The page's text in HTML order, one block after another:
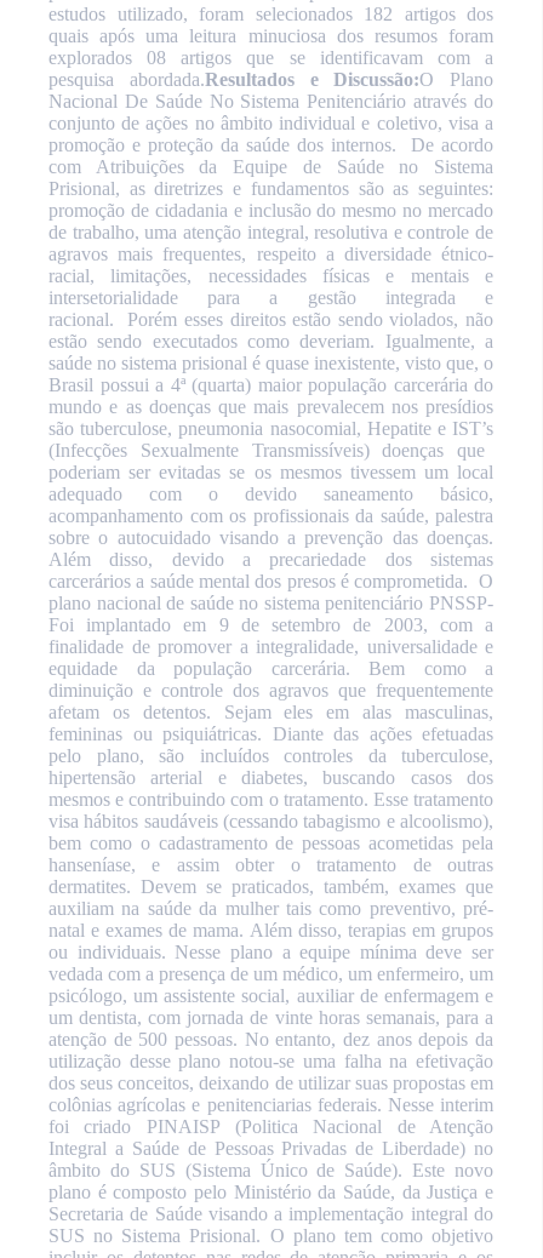
estudos utilizado, foram selecionados 182 artigos dos
quais após uma leitura minuciosa dos resumos foram
explorados 08 artigos que se identificavam com a
pesquisa abordada.Resultados e Discussão:O Plano
Nacional De Saúde No Sistema Penitenciário através do
conjunto de ações no âmbito individual e coletivo, visa a
promoção e proteção da saúde dos internos.
De acordo
com Atribuições da Equipe de Saúde no Sistema
Prisional, as diretrizes e fundamentos são as seguintes:
promoção de cidadania e inclusão do mesmo no mercado
de trabalho, uma atenção integral, resolutiva e controle de
agravos mais frequentes, respeito a diversidade étnico-
racial, limitações, necessidades físicas e mentais e
intersetorialidade para a gestão integrada e
racional.
Porém esses direitos estão sendo violados, não
estão sendo executados como deveriam. Igualmente, a
saúde no sistema prisional é quase inexistente, visto que, o
Brasil possui a 4ª (quarta) maior população carcerária do
mundo e as doenças que mais prevalecem nos presídios
são tuberculose, pneumonia nasocomial, Hepatite e IST’s
(Infecções Sexualmente Transmissíveis) doenças que
poderiam ser evitadas se os mesmos tivessem um local
adequado com o devido saneamento básico,
acompanhamento com os profissionais da saúde, palestra
sobre o autocuidado visando a prevenção das doenças.
Além disso, devido a precariedade dos sistemas
carcerários a saúde mental dos presos é comprometida. O
plano nacional de saúde no sistema penitenciário PNSSP-
Foi implantado em 9 de setembro de 2003, com a
finalidade de promover a integralidade, universalidade e
equidade da população carcerária. Bem como a
diminuição e controle dos agravos que frequentemente
afetam os detentos. Sejam eles em alas masculinas,
femininas ou psiquiátricas.
Diante das ações efetuadas
pelo plano, são incluídos controles da tuberculose,
hipertensão arterial e diabetes, buscando casos dos
mesmos e contribuindo com o tratamento. Esse tratamento
visa hábitos saudáveis (cessando tabagismo e alcoolismo),
bem como o cadastramento de pessoas acometidas pela
hanseníase, e assim obter o tratamento de outras
dermatites. Devem se praticados, também, exames que
auxiliam na saúde da mulher tais como preventivo, pré-
natal e exames de mama. Além disso, terapias em grupos
ou individuais. Nesse plano a equipe mínima deve ser
vedada com a presença de um médico, um enfermeiro, um
psicólogo, um assistente social, auxiliar de enfermagem e
um dentista, com jornada de vinte horas semanais, para a
atenção de 500 pessoas. No entanto, dez anos depois da
utilização desse plano notou-se uma falha na efetivação
dos seus conceitos, deixando de utilizar suas propostas em
colônias agrícolas e penitenciarias federais. Nesse interim
foi criado PINAISP (Politica Nacional de Atenção
Integral a Saúde de Pessoas Privadas de Liberdade) no
âmbito do SUS (Sistema Único de Saúde). Este novo
plano é composto pelo Ministério da Saúde, da Justiça e
Secretaria de Saúde visando a implementação integral do
SUS no Sistema Prisional. O plano tem como objetivo